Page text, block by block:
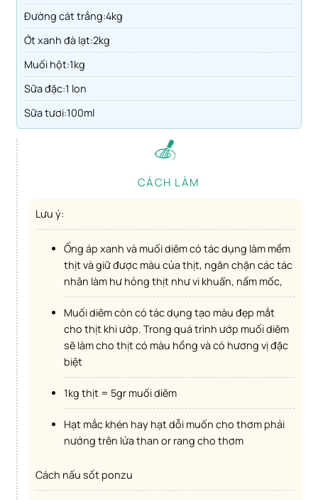
đường cát trắng:4kg
ớt xanh đà lạt:2kg
muối hột:1kg
sữa đặc:1 lon
sữa tươi:100ml
CÁCH LÀM
Lưu ý:
ống áp xanh và muối diêm có tác dụng làm mềm
thịt và giữ được màu của thịt, ngăn chặn các tác
nhân làm hư hỏng thịt như vi khuẩn, nấm mốc,
Muối diêm còn có tác dụng tạo màu đẹp mắt
cho thịt khi ướp. Trong quá trình ướp muối diêm
sẽ làm cho thịt có màu hồng và có hương vị đặc
biệt
1kg thịt = 5gr muối diêm
hạt mắc khén hay hạt dỗi muốn cho thơm phải
nướng trên lửa than or rang cho thơm
Cách nấu sốt ponzu